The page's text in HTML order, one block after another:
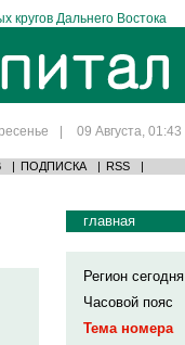
кругов Дальнего Востока
| 09 Августа, 01:43
| ПОДПИСКА | RSS |
главная
Регион сегодня
Часовой пояс
Тема номера